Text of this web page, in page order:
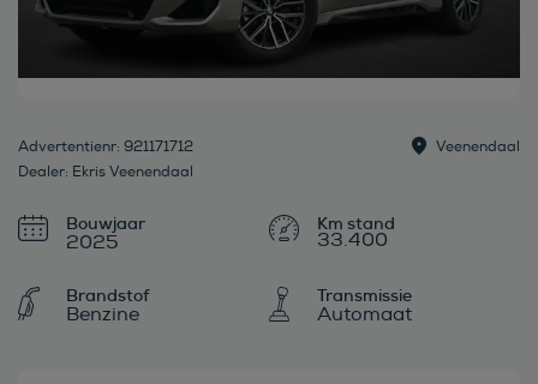
Advertentienr: 921171712
Dealer: Ekris Veenendaal
Veenendaal
Bouwjaar
2025 33.400
Brandstof
Benzine
Transmissie
Automaat